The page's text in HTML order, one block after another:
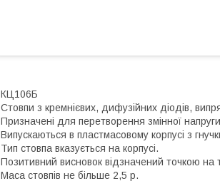
КЦ106Б
Стовпи з кремнієвих, дифузійних діодів,
Призначені для перетворення змінної
Випускаються в пластмасовому корпусі з
Тип стовпа вказується на корпусі.
Позитивний висновок відзначений точкою на
Маса стовпів не більше 2,5 р.